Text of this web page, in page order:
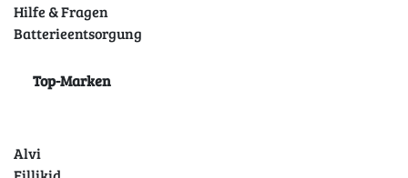
Hilfe & Fragen
Batterieentsorgung
Top-Marken
Alvi